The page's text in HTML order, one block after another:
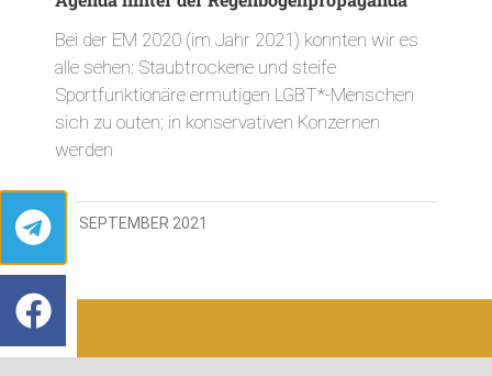
Bei der EM 2020 (im Jahr 2021) konnten wir es
alle sehen: Staubtrockene und steife
Sportfunktionäre ermutigen LGBT*-Menschen
sich zu outen; in konservativen Konzernen
werden
24. SEPTEMBER 2021